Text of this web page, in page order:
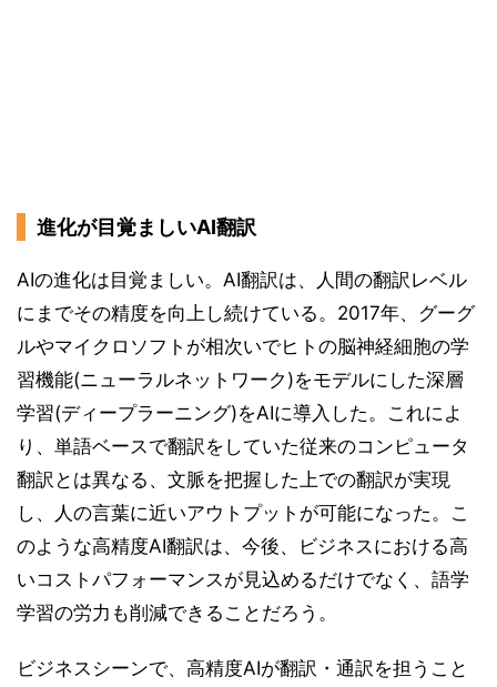
進化が目覚ましいAI翻訳
AIの進化は目覚ましい。AI翻訳は、人間の翻訳レベル
にまでその精度を向上し続けている。2017年、グーグ
ルやマイクロソフトが相次いでヒトの脳神経細胞の学
習機能(ニューラルネットワーク)をモデルにした深層
学習(ディープラーニング)をAIに導入した。これによ
り、単語ベースで翻訳をしていた従来のコンピュータ
翻訳とは異なる、文脈を把握した上での翻訳が実現
し、人の言葉に近いアウトプットが可能になった。こ
のような高精度AI翻訳は、今後、ビジネスにおける高
いコストパフォーマンスが見込めるだけでなく、語学
学習の労力も削減できることだろう。
ビジネスシーンで、高精度AIが翻訳・通訳を担うこと